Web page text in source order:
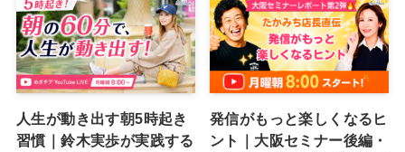
人生が動き出す朝5時起き
習慣｜鈴木実歩が実践する
発信がもっと楽しくなるヒ
ント｜大阪セミナー後編・